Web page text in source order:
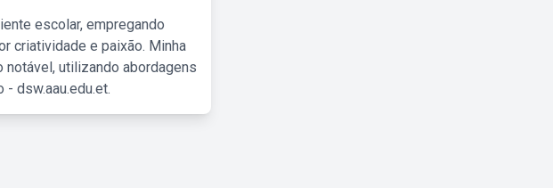
escolar, empregando
criatividade e paixão. Minha
notável, utilizando abordagens
dsw.aau.edu.et.